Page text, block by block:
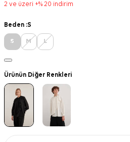
2 ve üzeri +% 20 indirim
Beden :S
S M L
Ürünün Diğer Renkleri